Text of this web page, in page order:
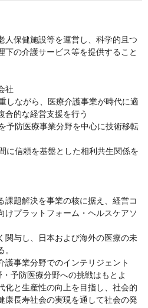
人保健施設等を運営し、科学的且つ
下の介護サービス等を提供すること
社
しながら、医療介護事業が時代に適
合的な経営支援を行う
予防医療事業分野を中心に技術移転
に信頼を基盤とした相利共生関係を
課題解決を事業の核に据え、経営コ
けプラットフォーム・ヘルスケアソ
関与し、日本および海外の医療の未
護事業分野でのインテリジェント
予防医療分野への挑戦はもとよ
化と生産性の向上を目指し、社会的
康長寿社会の実現を通して社会の発